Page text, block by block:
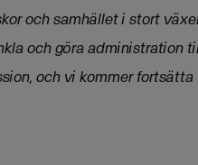
och samhället i stort
och göraadministration
och vi kommer